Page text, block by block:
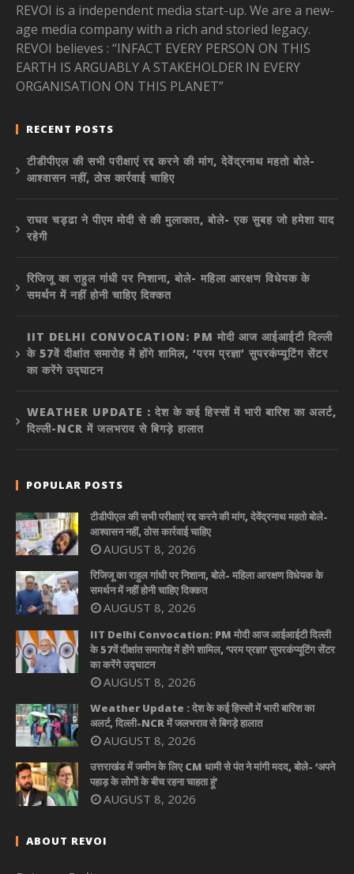
REVOI is a independent media start-up. We are a new-
age media company with a rich and storied legacy.
REVOI believes : “INFACT EVERY PERSON ON THIS
EARTH IS ARGUABLY A STAKEHOLDER IN EVERY
ORGANISATION ON THIS PLANET”
RECENT POSTS
टीडीपीएल की सभी परीक्षाएं रद्द करने की मांग, देवेंद्रनाथ महतो बोले-
आश्वासन नहीं, ठोस कार्रवाई चाहिए
राघव चड्ढा ने पीएम मोदी से की मुलाकात, बोले- एक सुबह जो हमेशा याद
रहेगी
रिजिजू का राहुल गांधी पर निशाना, बोले- महिला आरक्षण विधेयक के
समर्थन में नहीं होनी चाहिए दिक्कत
IIT DELHI CONVOCATION: PM मोदी आज आईआईटी दिल्ली
के 57वें दीक्षांत समारोह में होंगे शामिल, ‘परम प्रज्ञा’ सुपरकंप्यूटिंग सेंटर
का करेंगे उद्घाटन
WEATHER UPDATE : देश के कई हिस्सों में भारी बारिश का अलर्ट,
दिल्ली-NCR में जलभराव से बिगड़े हालात
POPULAR POSTS
टीडीपीएल की सभी परीक्षाएं रद्द करने की मांग, देवेंद्रनाथ महतो बोले-
आश्वासन नहीं, ठोस कार्रवाई चाहिए
AUGUST 8, 2026
रिजिजू का राहुल गांधी पर निशाना, बोले- महिला आरक्षण विधेयक के
समर्थन में नहीं होनी चाहिए दिक्कत
AUGUST 8, 2026
IIT Delhi Convocation: PM मोदी आज आईआईटी दिल्ली
के 57वें दीक्षांत समारोह में होंगे शामिल, ‘परम प्रज्ञा’ सुपरकंप्यूटिंग सेंटर
का करेंगे उद्घाटन
AUGUST 8, 2026
Weather Update : देश के कई हिस्सों में भारी बारिश का
अलर्ट, दिल्ली-NCR में जलभराव से बिगड़े हालात
AUGUST 8, 2026
उत्तराखंड में जमीन के लिए CM धामी से पंत ने मांगी मदद, बोले- ‘अपने
पहाड़ के लोगों के बीच रहना चाहता हूं’
AUGUST 8, 2026
ABOUT REVOI